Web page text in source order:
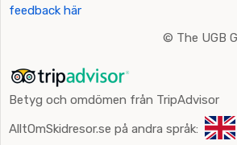
feedback här
© The UGB
Betyg och omdömen från TripAdvisor
AlltOmSkidresor.se på andra språk: